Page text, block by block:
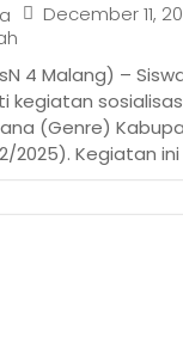
December 11,
4 Malang) –
kegiatan
(Genre)
2025). Kegiatan